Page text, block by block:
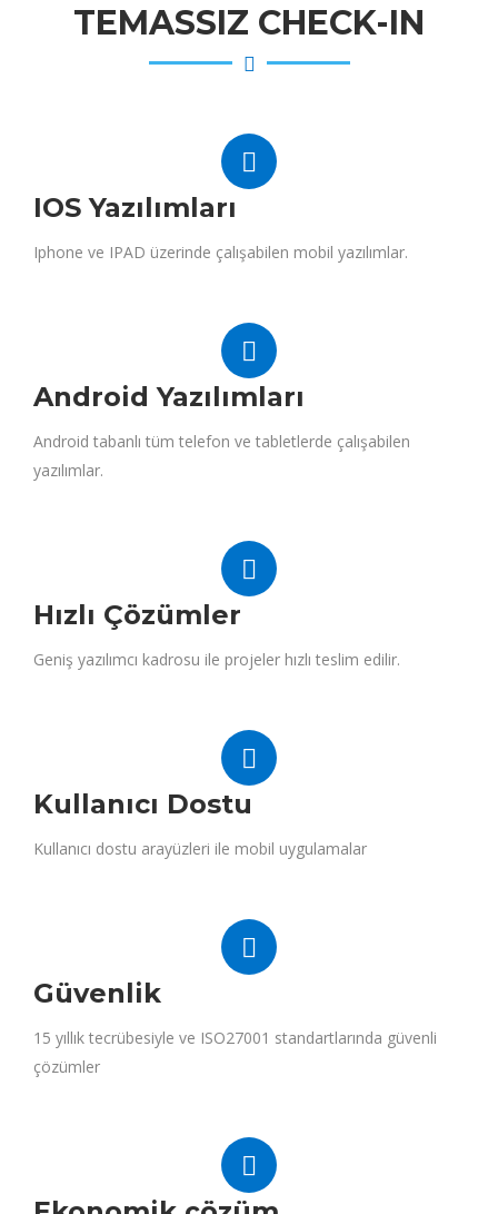
TEMASSIZ CHECK-IN
IOS Yazılımları
Iphone ve IPAD üzerinde çalışabilen mobil yazılımlar.
Android Yazılımları
Android tabanlı tüm telefon ve tabletlerde çalışabilen
yazılımlar.
Hızlı Çözümler
Geniş yazılımcı kadrosu ile projeler hızlı teslim edilir.
Kullanıcı Dostu
Kullanıcı dostu arayüzleri ile mobil uygulamalar
Güvenlik
15 yıllık tecrübesiyle ve ISO27001 standartlarında güvenli
çözümler